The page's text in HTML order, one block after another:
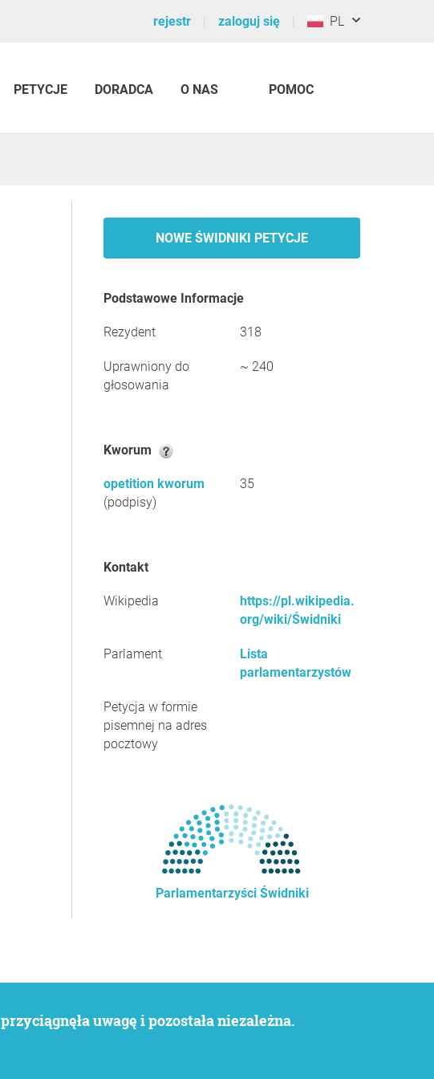
rejestr zaloguj się PL
PETYCJE DORADCA O NAS POMOC
NOWE ŚWIDNIKI PETYCJE
Podstawowe Informacje
Rezydent 318
Uprawniony do
głosowania
~ 240
Kworum
opetition kworum
(podpisy)
35
Kontakt
Wikipedia
https://pl.wikipedia.
org/wiki/Świdniki
Parlament
Lista
parlamentarzystów
Petycja w formie
pisemnej na adres
pocztowy
Parlamentarzyści Świdniki
uwagę i pozostała niezależna.